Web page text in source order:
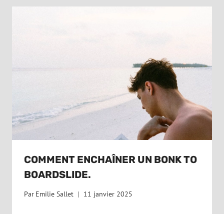
COMMENT ENCHAÎNER UN BONK TO
BOARDSLIDE.
Par Emilie Sallet 11 janvier 2025